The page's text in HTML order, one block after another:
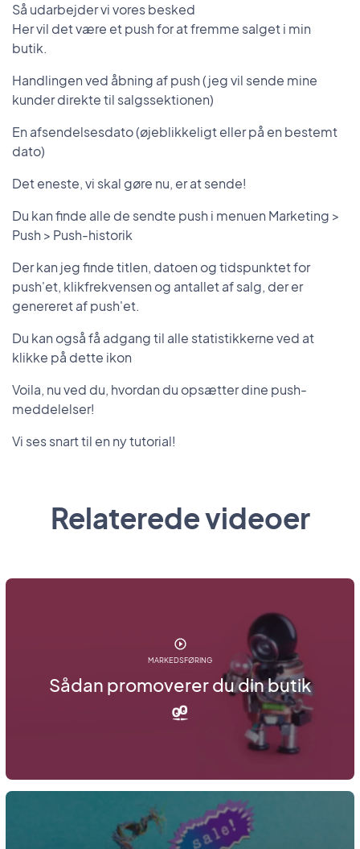
Så udarbejder vi vores besked
Her vil det være et push for at fremme salget i min
butik.
Handlingen ved åbning af push (jeg vil sende mine
kunder direkte til salgssektionen)
En afsendelsesdato (øjeblikkeligt eller på en bestemt
dato)
Det eneste, vi skal gøre nu, er at sende!
Du kan finde alle de sendte push i menuen Marketing >
Push > Push-historik
Der kan jeg finde titlen, datoen og tidspunktet for
push'et, klikfrekvensen og antallet af salg, der er
genereret af push'et.
Du kan også få adgang til alle statistikkerne ved at
klikke på dette ikon
Voila, nu ved du, hvordan du opsætter dine push-
meddelelser!
Vi ses snart til en ny tutorial!
Relaterede videoer
MARKEDSFØRING
Sådan promoverer du din butik